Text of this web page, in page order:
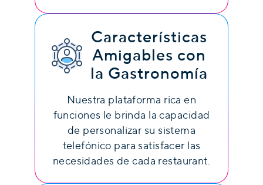
Características
Amigables con
la Gastronomía
Nuestra plataforma rica en
funciones le brinda la capacidad
de personalizar su sistema
telefónico para satisfacer las
necesidades de cada restaurant.